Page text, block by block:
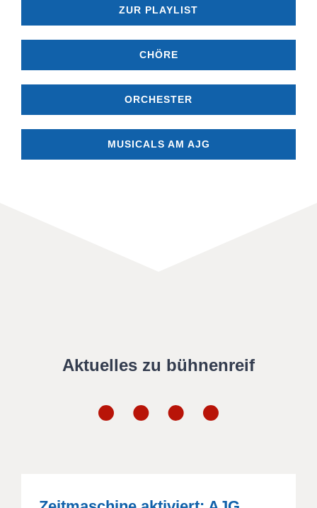
ZUR PLAYLIST
CHÖRE
ORCHESTER
MUSICALS AM AJG
Aktuelles zu bühnenreif